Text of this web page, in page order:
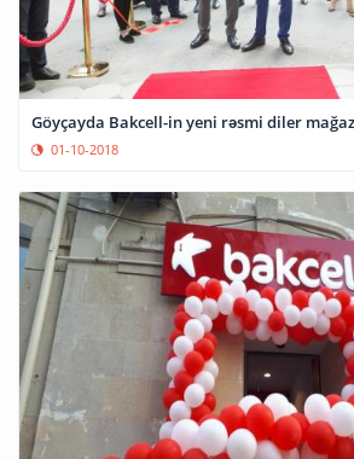
Göyçayda Bakcell-in yeni rəsmi diler
01-10-2018